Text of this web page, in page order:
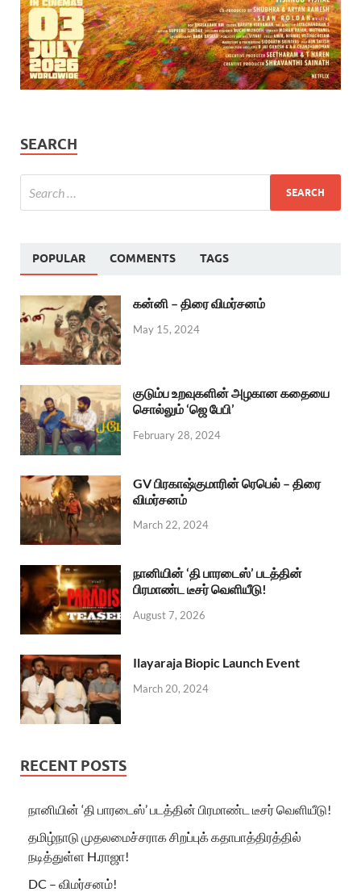
SEARCH
POPULAR COMMENTS TAGS
கன்னி – திரை விமர்சனம்
May 15, 2024
குடும்ப உறவுகளின் அழகான கதையை
சொல்லும் ‘ஜெ பேபி’
February 28, 2024
GV பிரகாஷ்குமாரின் ரெபெல் – திரை
விமர்சனம்
March 22, 2024
நானியின் ‘தி பாரடைஸ்’ படத்தின்
பிரமாண்ட டீசர் வெளியீடு!
August 7, 2026
Ilayaraja Biopic Launch Event
March 20, 2024
RECENT POSTS
நானியின் ‘தி பாரடைஸ்’ படத்தின் பிரமாண்ட டீசர் வெளியீடு!
தமிழ்நாடு முதலமைச்சராக சிறப்புக் கதாபாத்திரத்தில்
நடித்துள்ள H.ராஜா!
DC – விமர்சனம்!